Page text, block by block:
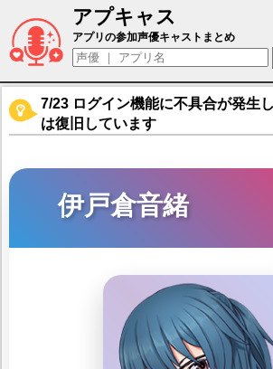
アプキャス
伊戸倉音緒（声優：都月
アプリの参加声優キャストまとめ
7/23 ログイン機能に不具合が発生
は復旧しています
伊戸倉音緒